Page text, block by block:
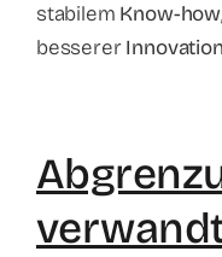
stabilem Know-how
besserer